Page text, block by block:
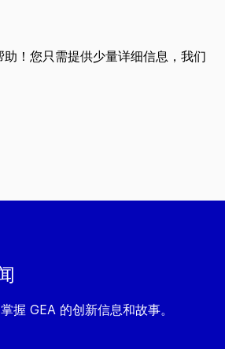
握 GEA 的创新信息和故事。
！您只需提供少量详细信息，我们